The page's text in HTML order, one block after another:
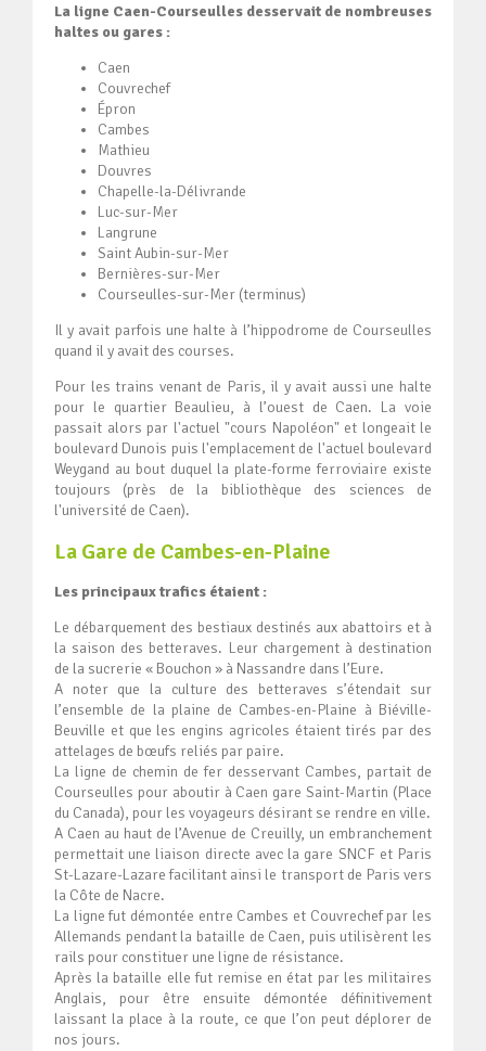
La ligne Caen-Courseulles desservait de nombreuses
haltes ou gares :
Caen
Couvrechef
Épron
Cambes
Mathieu
Douvres
Chapelle-la-Délivrande
Luc-sur-Mer
Langrune
Saint Aubin-sur-Mer
Bernières-sur-Mer
Courseulles-sur-Mer (terminus)
Il y avait parfois une halte à l’hippodrome de Courseulles
quand il y avait des courses.
Pour les trains venant de Paris, il y avait aussi une halte
pour le quartier Beaulieu, à l’ouest de Caen. La voie
passait alors par l'actuel "cours Napoléon" et longeait le
boulevard Dunois puis l'emplacement de l'actuel boulevard
Weygand au bout duquel la plate-forme ferroviaire existe
toujours (près de la bibliothèque des sciences de
l'université de Caen).
La Gare de Cambes-en-Plaine
Les principaux trafics étaient :
Le débarquement des bestiaux destinés aux abattoirs et à
la saison des betteraves. Leur chargement à destination
de la sucrerie « Bouchon » à Nassandre dans l’Eure.
A noter que la culture des betteraves s’étendait sur
l’ensemble de la plaine de Cambes-en-Plaine à Biéville-
Beuville et que les engins agricoles étaient tirés par des
attelages de bœufs reliés par paire.
La ligne de chemin de fer desservant Cambes, partait de
Courseulles pour aboutir à Caen gare Saint-Martin (Place
du Canada), pour les voyageurs désirant se rendre en ville.
A Caen au haut de l’Avenue de Creuilly, un embranchement
permettait une liaison directe avec la gare SNCF et Paris
St-Lazare-Lazare facilitant ainsi le transport de Paris vers
la Côte de Nacre.
La ligne fut démontée entre Cambes et Couvrechef par les
Allemands pendant la bataille de Caen, puis utilisèrent les
rails pour constituer une ligne de résistance.
Après la bataille elle fut remise en état par les militaires
Anglais, pour être ensuite démontée définitivement
laissant la place à la route, ce que l’on peut déplorer de
nos jours.